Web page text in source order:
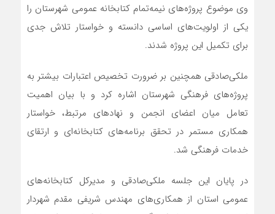
وی موضوع پروژه‌های نیمه‌تمام کتابخانه‌ عمومی شهرستان را
یکی از اولویت‌های اساسی دانسته و خواستار تلاش جدی
برای تکمیل این پروژه‌ شدند.
ملکی‌صادقی همچنین بر ضرورت تخصیص اعتبارات بیشتر به
پروژه‌های فرهنگی شهرستان اشاره کرد و با بیان اهمیت
تعامل میان اعضای انجمن و نهادهای مرتبط، خواستار
همکاری مستمر در تحقق برنامه‌های کتابخانه‌ای و ارتقای
خدمات فرهنگی شد.
در پایان این جلسه ملکی‌صادقی و مدیرکل کتابخانه‌های
عمومی استان از همکاری‌های مهندس شریفی مقدم شهردار